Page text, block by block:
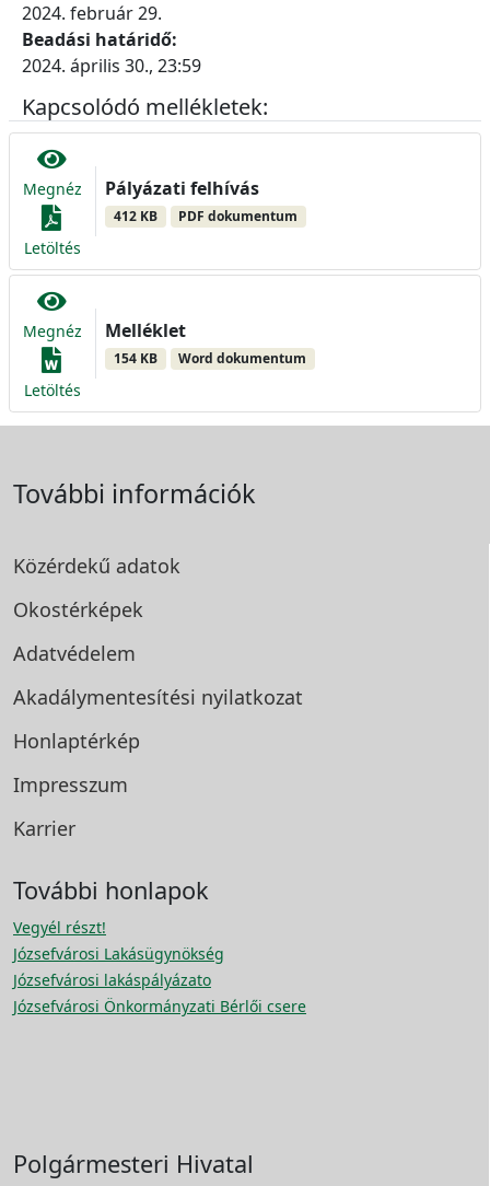
2024. február 29.
Beadási határidő:
2024. április 30., 23:59
Kapcsolódó mellékletek:
Megnéz
Letöltés
Pályázati felhívás
412 KB PDF dokumentum
Megnéz
Letöltés
Melléklet
154 KB Word dokumentum
További információk
Közérdekű adatok
Okostérképek
Adatvédelem
Akadálymentesítési nyilatkozat
Honlaptérkép
Impresszum
Karrier
További honlapok
Vegyél részt!
Józsefvárosi Lakásügynökség
Józsefvárosi lakáspályázato
Józsefvárosi Önkormányzati Bérlői csere
Polgármesteri Hivatal